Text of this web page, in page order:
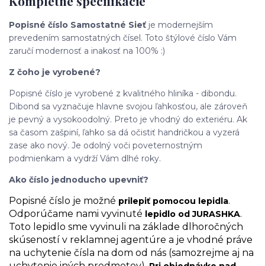
Popisné číslo Samostatné Sieť je modernejším
prevedením samostatných čísel. Toto štýlové číslo Vám
zaručí modernosť a inakosť na 100% :)
Z čoho je vyrobené?
Popisné číslo je vyrobené z kvalitného hliníka - dibondu.
Dibond sa vyznačuje hlavne svojou ľahkosťou, ale zároveň
je pevný a vysokoodolný. Preto je vhodný do exteriéru. Ak
sa časom zašpiní, ľahko sa dá očistiť handričkou a vyzerá
zase ako nový. Je odolný voči poveternostným
podmienkam a vydrží Vám dlhé roky.
Ako číslo jednoducho upevniť?
Popisné číslo je možné prilepiť pomocou lepidla.
Odporúčame nami vyvinuté lepidlo od JURASHKA.
Toto lepidlo sme vyvinuli na základe dlhoročných
skúseností v reklamnej agentúre a je vhodné práve
na uchytenie čísla na dom od nás (samozrejme aj na